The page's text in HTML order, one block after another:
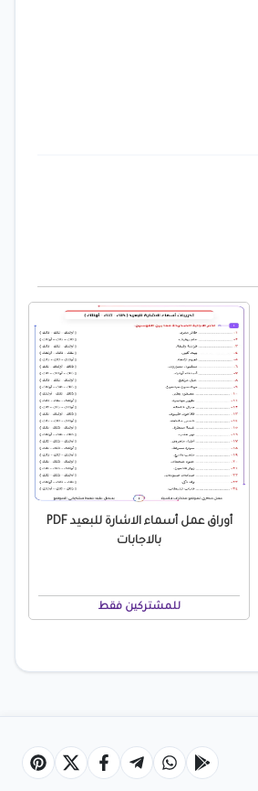
أوراق عمل أسماء الاشارة للبعيد PDF
بالاجابات
للمشتركين فقط